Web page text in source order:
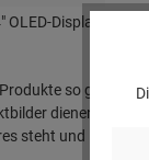
OLED-Display
so gut wie
dienen
steht und im